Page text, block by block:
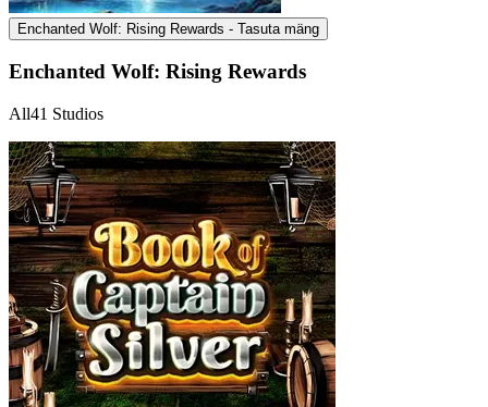
Enchanted Wolf: Rising Rewards - Tasuta mäng
Enchanted Wolf: Rising Rewards
All41 Studios